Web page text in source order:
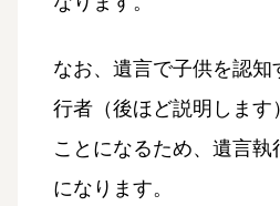
なお、遺言で子供を認
行者（後ほど説明します
ことになるため、遺言
になります。